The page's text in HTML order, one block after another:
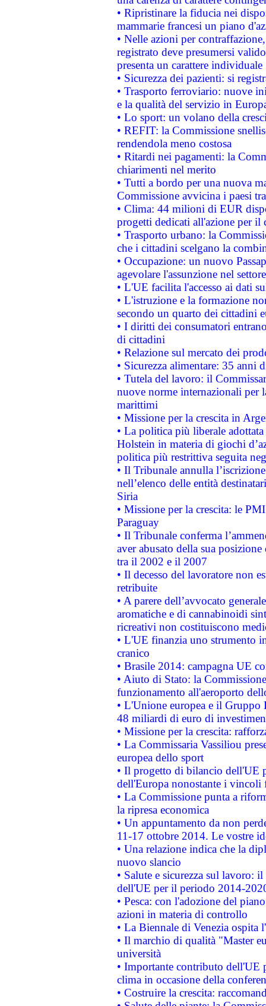
• Ripristinare la fiducia nei
mammarie francesi un piano
• Nelle azioni per
registrato deve presumersi
presenta un carattere individuale
• Sicurezza dei pazienti: si
• Trasporto ferroviario: nuove
e la qualità del servizio in
• Lo sport: un volano della
• REFIT: la Commissione
rendendola meno costosa
• Ritardi nei pagamenti: la
chiarimenti nel merito
• Tutti a bordo per una nuova
Commissione avvicina i paesi
• Clima: 44 milioni di EUR
progetti dedicati all'azione per il
• Trasporto urbano: la
che i cittadini scelgano la
• Occupazione: un nuovo
agevolare l'assunzione nel
• L'UE facilita l'accesso ai dati
• L'istruzione e la formazione
secondo un quarto dei cittadini
• I diritti dei consumatori
di cittadini
• Relazione sul mercato dei
• Sicurezza alimentare: 35 anni
• Tutela del lavoro: il
nuove norme internazionali per
marittimi
• Missione per la crescita in
• La politica più liberale
Holstein in materia di giochi
politica più restrittiva seguita
• Il Tribunale annulla
nell’elenco delle entità
Siria
• Missione per la crescita: le
Paraguay
• Il Tribunale conferma
aver abusato della sua
tra il 2002 e il 2007
• Il decesso del lavoratore non
retribuite
• A parere dell’avvocato
aromatiche e di cannabinoidi
ricreativi non costituiscono
• L'UE finanzia uno strumento
cranico
• Brasile 2014: campagna UE
• Aiuto di Stato: la
funzionamento all'aeroporto
• L'Unione europea e il
48 miliardi di euro di
• Missione per la crescita:
• La Commissaria Vassiliou
europea dello sport
• Il progetto di bilancio dell'UE
dell'Europa nonostante i vincoli
• La Commissione punta a
la ripresa economica
• Un appuntamento da non
11-17 ottobre 2014. Le vostre
• Una relazione indica che la
nuovo slancio
• Salute e sicurezza sul lavoro:
dell'UE per il periodo 2014-
• Pesca: con l'adozione del
azioni in materia di controllo
• La Biennale di Venezia ospita
• Il marchio di qualità "Master
università
• Importante contributo dell'UE
clima in occasione della
• Costruire la crescita: